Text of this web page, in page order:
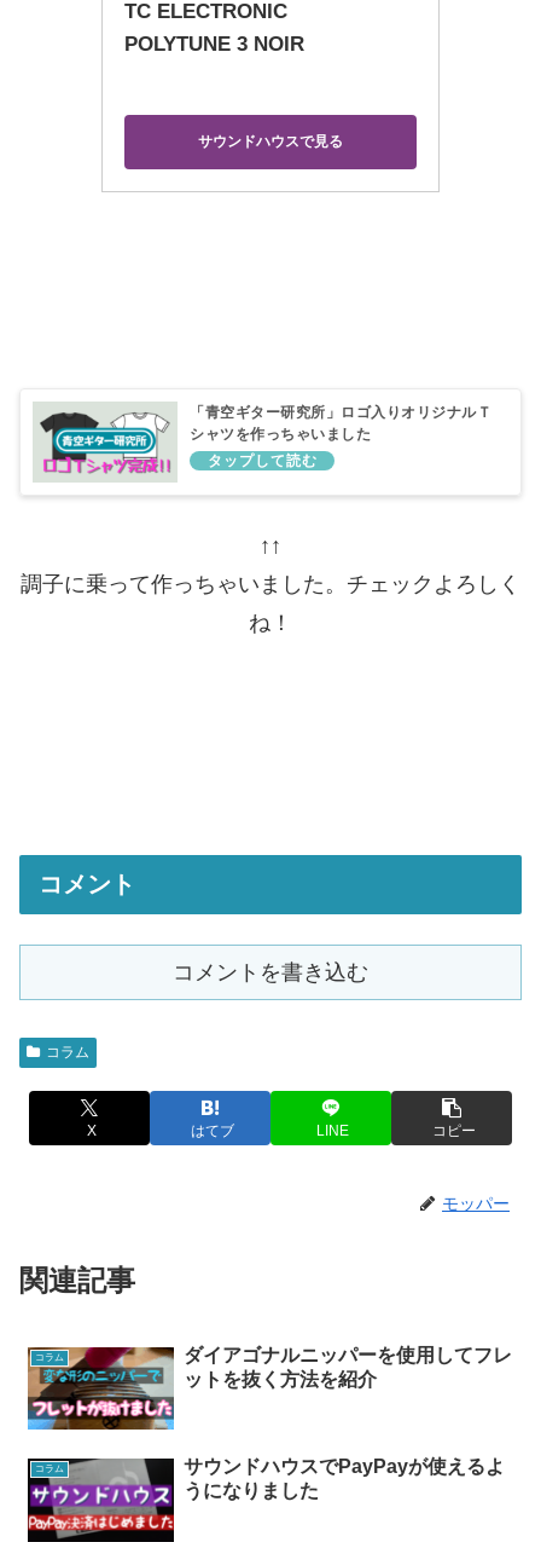
TC ELECTRONIC
POLYTUNE 3 NOIR
サウンドハウスで見る
「青空ギター研究所」ロゴ入りオリジナルＴ
シャツを作っちゃいました
↑↑
調子に乗って作っちゃいました。チェックよろしく
ね！
コメント
コメントを書き込む
コラム
X はてブ LINE コピー
モッパー
関連記事
コラム
ダイアゴナルニッパーを使用してフレ
ットを抜く方法を紹介
コラム
サウンドハウスでPayPayが使えるよ
うになりました